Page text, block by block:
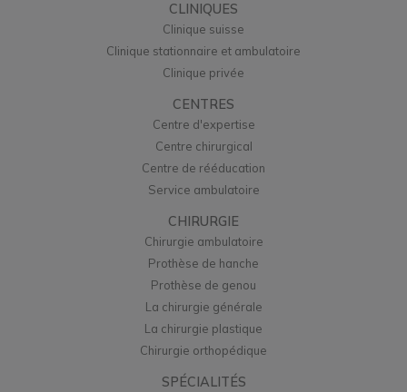
CLINIQUES
Clinique suisse
Clinique stationnaire et ambulatoire
Clinique privée
CENTRES
Centre d'expertise
Centre chirurgical
Centre de rééducation
Service ambulatoire
CHIRURGIE
Chirurgie ambulatoire
Prothèse de hanche
Prothèse de genou
La chirurgie générale
La chirurgie plastique
Chirurgie orthopédique
SPÉCIALITÉS